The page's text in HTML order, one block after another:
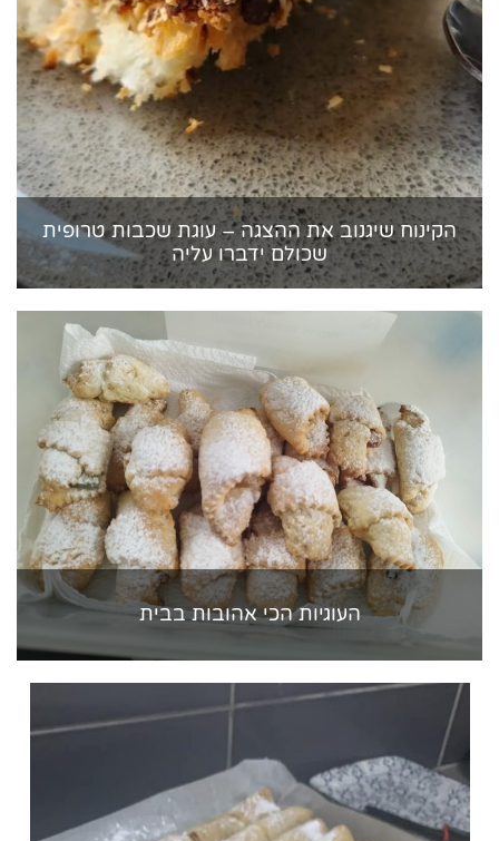
הקינוח שיגנוב את ההצגה – עוגת שכבות טרופית
שכולם ידברו עליה
העוגיות הכי אהובות בבית